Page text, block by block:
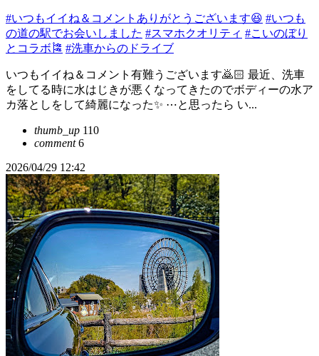
#いつもイイね＆コメントありがとうございます😆 #いつも
の道の駅でお会いしました #スマホクオリティ #こいのぼり
とコラボ🎏 #洗車からのドライブ
いつもイイね＆コメント有難うございます🙇🏻 最近、洗車
をしてる時に水はじきが悪くなってきたのでボディーの水ア
カ落としをして綺麗になった✨ ⋯と思ったら い...
thumb_up 110
comment6
2026/04/29 12:42